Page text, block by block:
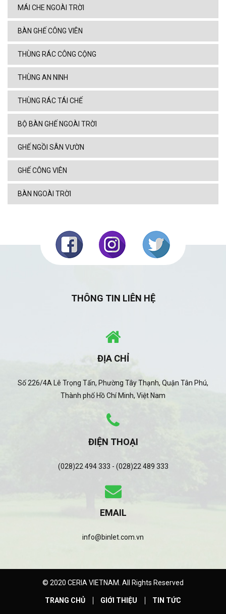
MÁI CHE NGOÀI TRỜI
BÀN GHẾ CÔNG VIÊN
THÙNG RÁC CÔNG CỘNG
THÙNG AN NINH
THÙNG RÁC TÁI CHẾ
BỘ BÀN GHẾ NGOÀI TRỜI
GHẾ NGỒI SÂN VƯỜN
GHẾ CÔNG VIÊN
BÀN NGOÀI TRỜI
THÔNG TIN LIÊN HỆ
ĐỊA CHỈ
Số 226/4A Lê Trọng Tấn, Phường Tây Thạnh, Quận Tân Phú,
Thành phố Hồ Chí Minh, Việt Nam
ĐIỆN THOẠI
(028)22 494 333 - (028)22 489 333
EMAIL
info@binlet.com.vn
© 2020 CERIA VIETNAM. All Rights Reserved
TRANG CHỦ GIỚI THIỆU TIN TỨC